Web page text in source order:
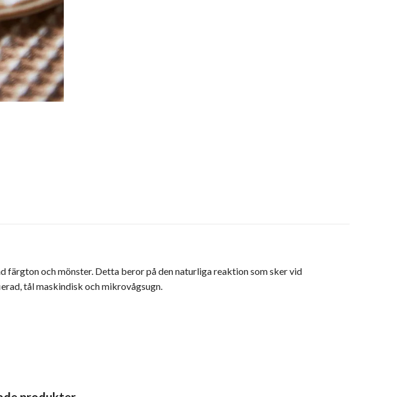
färgton och mönster. Detta beror på den naturliga reaktion som sker vid
tål maskindisk och mikrovågsugn.